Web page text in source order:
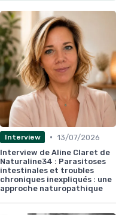
Interview • 13/07/2026
Interview de Aline Claret de
Naturaline34 : Parasitoses
intestinales et troubles
chroniques inexpliqués : une
approche naturopathique